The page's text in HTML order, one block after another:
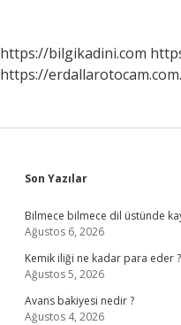
https://bilgikadini.com
https://
Sidebar
Son Yazılar
Bilmece bilmece dil üstünde
Ağustos 6, 2026
Kemik iliği ne kadar para eder ?
Ağustos 5, 2026
Avans bakiyesi nedir ?
Ağustos 4, 2026